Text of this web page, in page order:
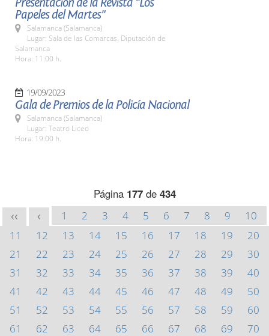
Papeles del Martes"
Salamanca (Salamanca)
Lugar: Sala de las Comarcas. Diputación de
Salamanca
Hora: 11:00 h.
19/09/2023
Gala de Premios de la Policía Nacional
Salamanca (Salamanca)
Lugar: Teatro Liceo
Hora: 19:00 h.
Página 177de 434
<< < 1 2 3 4 5 6 7 8 9
10
11
12 13 14 15 16 17 18 19
20
21
22 23 24 25 26 27 28 29
30
31
32 33 34 35 36 37 38 39
40
41
42 43 44 45 46 47 48 49
50
51
52 53 54 55 56 57 58 59
60
61
62 63 64 65 66 67 68 69
70